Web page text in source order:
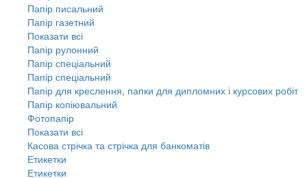
Папір писальний
Папір газетний
Показати всі
Папір рулонний
Папір спеціальний
Папір спеціальний
Папір для креслення, папки для дипломних і курсових робіт
Папір копіювальний
Фотопапір
Показати всі
Касова стрічка та стрічка для банкоматів
Етикетки
Етикетки